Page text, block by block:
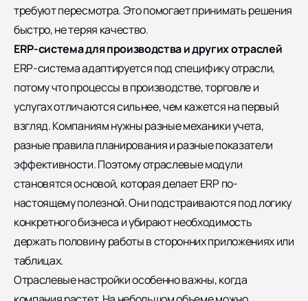
требуют пересмотра. Это помогает принимать решения
быстро, не теряя качество.
ERP-система для производства и других отраслей
ERP-система адаптируется под специфику отрасли,
потому что процессы в производстве, торговле и
услугах отличаются сильнее, чем кажется на первый
взгляд. Компаниям нужны разные механики учета,
разные правила планирования и разные показатели
эффективности. Поэтому отраслевые модули
становятся основой, которая делает ERP по-
настоящему полезной. Они подстраиваются под логику
конкретного бизнеса и убирают необходимость
держать половину работы в сторонних приложениях или
таблицах.
Отраслевые настройки особенно важны, когда